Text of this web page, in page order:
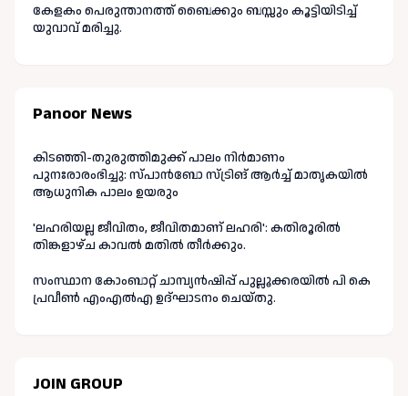
കേളകം പെരുന്താനത്ത് ബൈക്കും ബസ്സും കൂട്ടിയിടിച്ച്
യുവാവ് മരിച്ചു.
Panoor News
കിടഞ്ഞി-തുരുത്തിമുക്ക് പാലം നിർമാണം
പുനഃരാരംഭിച്ചു: സ്പാൻബോ സ്ട്രിങ് ആർച്ച് മാതൃകയിൽ
ആധുനിക പാലം ഉയരും
'ലഹരിയല്ല ജീവിതം, ജീവിതമാണ് ലഹരി': കതിരൂരിൽ
തിങ്കളാഴ്ച കാവൽ മതിൽ തീർക്കും.
സംസ്ഥാന കോംബാറ്റ് ചാമ്പ്യൻഷിപ്പ് പുല്ലൂക്കരയിൽ പി കെ
പ്രവീൺ എംഎൽഎ ഉദ്ഘാടനം ചെയ്തു.
JOIN GROUP